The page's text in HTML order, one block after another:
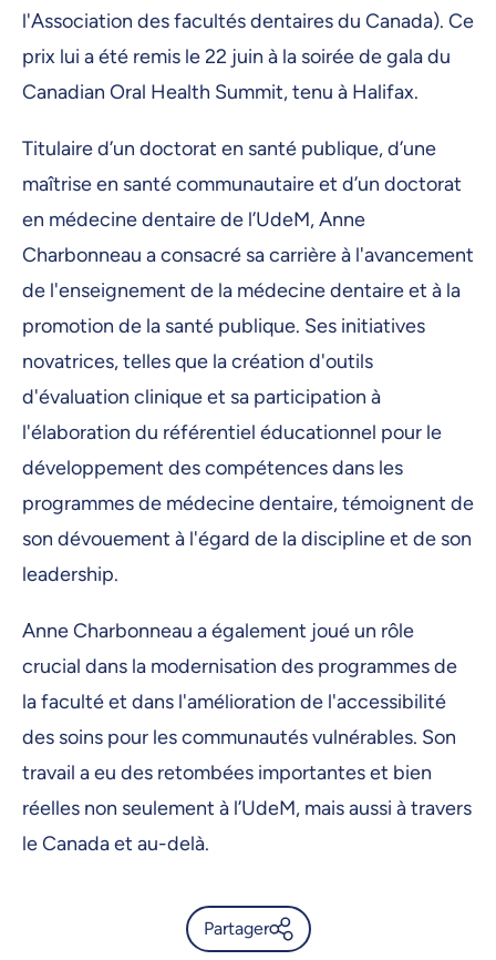
l'Association des facultés dentaires du Canada). Ce
prix lui a été remis le 22 juin à la soirée de gala du
Canadian Oral Health Summit, tenu à Halifax.
Titulaire d’un doctorat en santé publique, d’une
maîtrise en santé communautaire et d’un doctorat
en médecine dentaire de l’UdeM, Anne
Charbonneau a consacré sa carrière à l'avancement
de l'enseignement de la médecine dentaire et à la
promotion de la santé publique. Ses initiatives
novatrices, telles que la création d'outils
d'évaluation clinique et sa participation à
l'élaboration du référentiel éducationnel pour le
développement des compétences dans les
programmes de médecine dentaire, témoignent de
son dévouement à l'égard de la discipline et de son
leadership.
Anne Charbonneau a également joué un rôle
crucial dans la modernisation des programmes de
la faculté et dans l'amélioration de l'accessibilité
des soins pour les communautés vulnérables. Son
travail a eu des retombées importantes et bien
réelles non seulement à l’UdeM, mais aussi à travers
le Canada et au-delà.
Partager